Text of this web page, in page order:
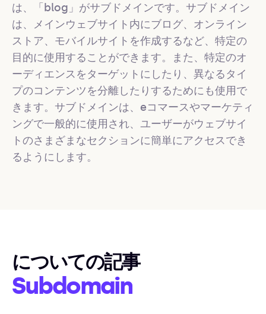
は、「blog」がサブドメインです。サブドメイン
は、メインウェブサイト内にブログ、オンライン
ストア、モバイルサイトを作成するなど、特定の
目的に使用することができます。また、特定のオ
ーディエンスをターゲットにしたり、異なるタイ
プのコンテンツを分離したりするためにも使用で
きます。サブドメインは、eコマースやマーケティ
ングで一般的に使用され、ユーザーがウェブサイ
トのさまざまなセクションに簡単にアクセスでき
るようにします。
についての記事
Subdomain